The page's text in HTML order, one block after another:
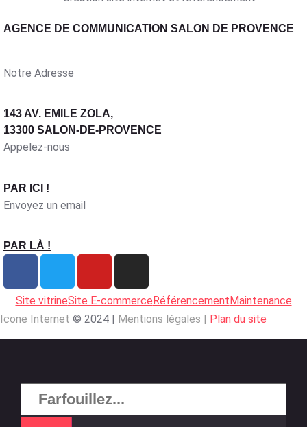
AGENCE DE COMMUNICATION SALON DE PROVENCE
Notre Adresse
143 AV. EMILE ZOLA,
13300 SALON-DE-PROVENCE
Appelez-nous
PAR ICI !
Envoyez un email
PAR LÀ !
Site vitrineSite E-commerceRéférencementMaintenance
Icone Internet © 2024 | Mentions légales | Plan du site